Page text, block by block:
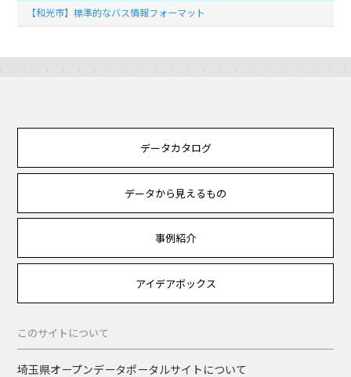
【和光市】標準的なバス情報フォーマット
データカタログ
データから見えるもの
事例紹介
アイデアボックス
このサイトについて
埼玉県オープンデータポータルサイトについて